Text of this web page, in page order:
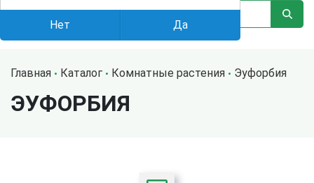
Главная Каталог Комнатные растения Эуфорбия
ЭУФОРБИЯ
Нет Да